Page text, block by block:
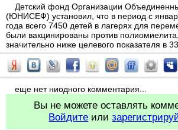
Детский фонд Организации
(ЮНИСЕФ) установил, что в период с
года всего 7450 детей в лагерях для
были вакцинированы против
значительно ниже целевого показателя в
еще нет ниодного комментария...
Вы не можете оставлять
Войдите или